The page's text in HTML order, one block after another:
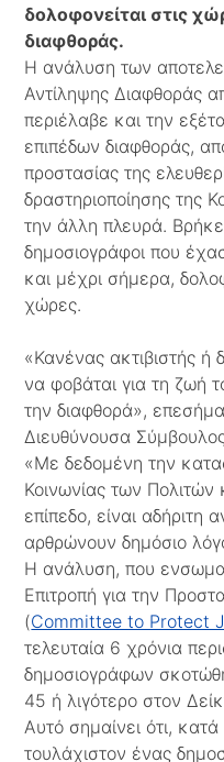
δολοφονείται στις
διαφθοράς.
Η ανάλυση των
Αντίληψης Διαφθοράς
περιέλαβε και την
επιπέδων διαφθοράς,
προστασίας της
δραστηριοποίησης της
την άλλη πλευρά.
δημοσιογράφοι που
και μέχρι σήμερα,
χώρες.
«Κανένας ακτιβιστής ή
να φοβάται για τη ζωή
την διαφθορά»,
Διευθύνουσα
«Με δεδομένη την
Κοινωνίας των
επίπεδο, είναι
αρθρώνουν δημόσιο
Η ανάλυση, που
Επιτροπή για την
(Committee to Protect
τελευταία 6 χρόνια
δημοσιογράφων
45 ή λιγότερο στον
Αυτό σημαίνει ότι,
τουλάχιστον ένας